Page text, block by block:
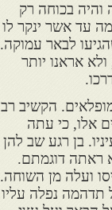
בכוחה רק
עד אשר ינקר לו
לבאר עמוקה.
אראנו יותר
הקשיב רב
אלו, כי עתה
בן רגע שב להן
ראתה דוגמתם.
ועלה מן השוחה.
תדהמה נפלה עליו